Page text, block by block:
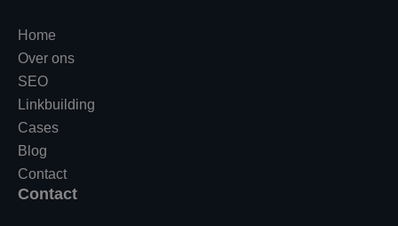
Home
Over ons
SEO
Linkbuilding
Cases
Blog
Contact
Contact